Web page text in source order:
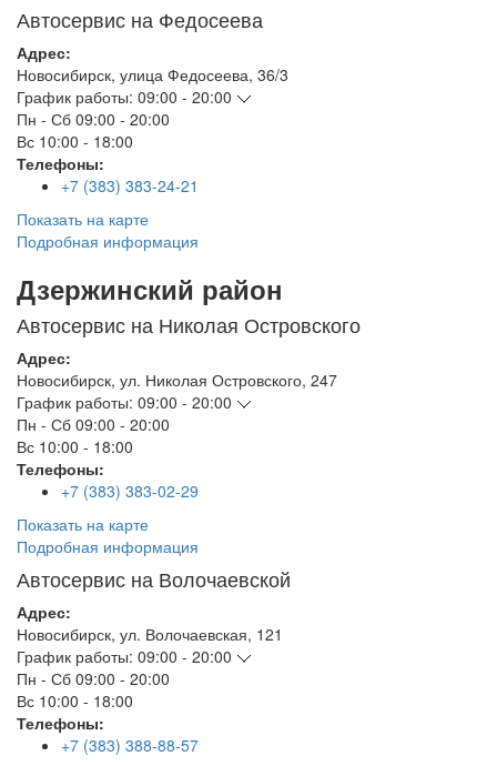
Автосервис на Федосеева
Адрес:
Новосибирск, улица Федосеева, 36/3
График работы: 09:00 - 20:00
Пн - Сб 09:00 - 20:00
Вс 10:00 - 18:00
Телефоны:
+7 (383) 383-24-21
Показать на карте
Подробная информация
Дзержинский район
Автосервис на Николая Островского
Адрес:
Новосибирск, ул. Николая Островского, 247
График работы: 09:00 - 20:00
Пн - Сб 09:00 - 20:00
Вс 10:00 - 18:00
Телефоны:
+7 (383) 383-02-29
Показать на карте
Подробная информация
Автосервис на Волочаевской
Адрес:
Новосибирск, ул. Волочаевская, 121
График работы: 09:00 - 20:00
Пн - Сб 09:00 - 20:00
Вс 10:00 - 18:00
Телефоны:
+7 (383) 388-88-57